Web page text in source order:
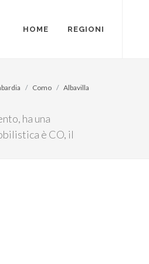
HOME REGIONI
ha una
è CO, il
Como Albavilla